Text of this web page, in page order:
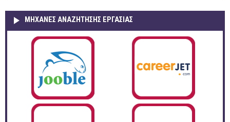
ΜΗΧΑΝΕΣ ΑΝΑΖΗΤΗΣΗΣ ΕΡΓΑΣΙΑΣ